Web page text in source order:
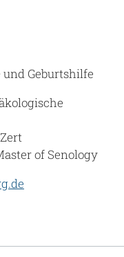
Geburtshilfe
of Senology